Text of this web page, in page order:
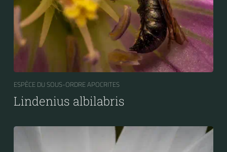
ESPÈCE DU SOUS-ORDRE APOCRITES
Lindenius albilabris